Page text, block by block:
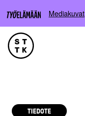
Mediakuvat
TIEDOTE